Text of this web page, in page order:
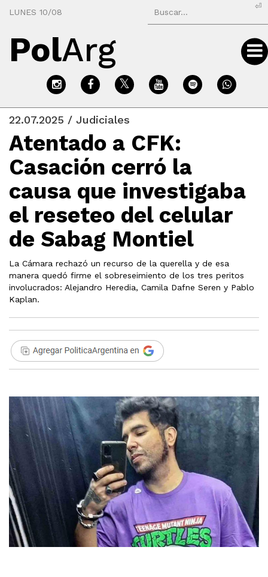
LUNES 10/08
⏎
PolArg
22.07.2025 / Judiciales
Atentado a CFK:
Casación cerró la
causa que investigaba
el reseteo del celular
de Sabag Montiel
La Cámara rechazó un recurso de la querella y de esa
manera quedó firme el sobreseimiento de los tres peritos
involucrados: Alejandro Heredia, Camila Dafne Seren y Pablo
Kaplan.